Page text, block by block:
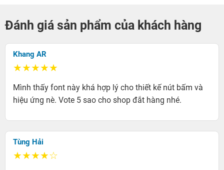
Đánh giá sản phẩm của khách hàng
Khang AR
★★★★★
Mình thấy font này khá hợp lý cho thiết kế nút bấm và
hiệu ứng nè. Vote 5 sao cho shop đắt hàng nhé.
Tùng Hải
★★★★☆